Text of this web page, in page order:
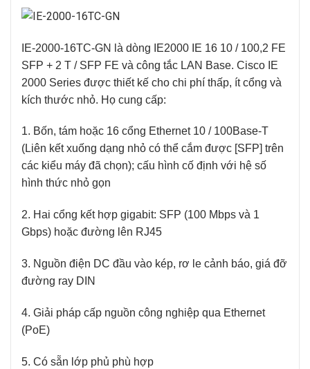
IE-2000-16TC-GN là dòng IE2000 IE 16 10 / 100,2 FE
SFP + 2 T / SFP FE và công tắc LAN Base. Cisco IE
2000 Series được thiết kế cho chi phí thấp, ít cổng và
kích thước nhỏ. Họ cung cấp:
1. Bốn, tám hoặc 16 cổng Ethernet 10 / 100Base-T
(Liên kết xuống dạng nhỏ có thể cắm được [SFP] trên
các kiểu máy đã chọn); cấu hình cố định với hệ số
hình thức nhỏ gọn
2. Hai cổng kết hợp gigabit: SFP (100 Mbps và 1
Gbps) hoặc đường lên RJ45
3. Nguồn điện DC đầu vào kép, rơ le cảnh báo, giá đỡ
đường ray DIN
4. Giải pháp cấp nguồn công nghiệp qua Ethernet
(PoE)
5. Có sẵn lớp phủ phù hợp